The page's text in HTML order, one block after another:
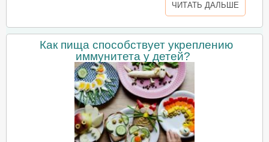
ЧИТАТЬ ДАЛЬШЕ
Как пища способствует укреплению
иммунитета у детей?